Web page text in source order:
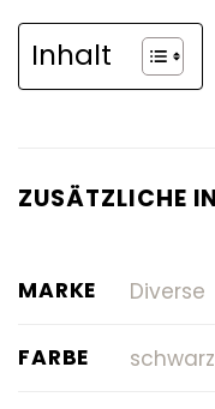
Inhalt
ZUSÄTZLICHE
MARKE Diverse
FARBE schwarz